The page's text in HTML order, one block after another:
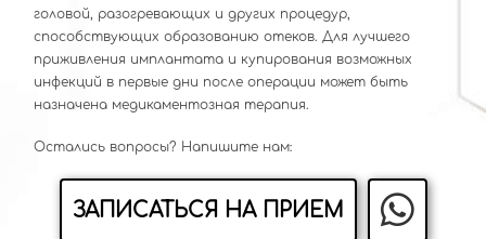
головой, разогревающих и других процедур,
способствующих образованию отеков. Для лучшего
приживления имплантата и купирования возможных
инфекций в первые дни после операции может быть
назначена медикаментозная терапия.
Остались вопросы? Напишите нам:
ЗАПИСАТЬСЯ НА ПРИЕМ